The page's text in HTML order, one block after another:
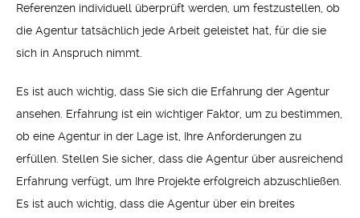
Referenzen individuell überprüft werden, um festzustellen, ob
die Agentur tatsächlich jede Arbeit geleistet hat, für die sie
sich in Anspruch nimmt.
Es ist auch wichtig, dass Sie sich die Erfahrung der Agentur
ansehen. Erfahrung ist ein wichtiger Faktor, um zu bestimmen,
ob eine Agentur in der Lage ist, Ihre Anforderungen zu
erfüllen. Stellen Sie sicher, dass die Agentur über ausreichend
Erfahrung verfügt, um Ihre Projekte erfolgreich abzuschließen.
Es ist auch wichtig, dass die Agentur über ein breites